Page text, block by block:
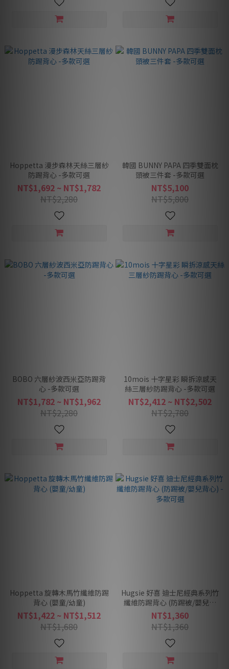
Hoppetta 漫步森林天絲三層紗
防踢背心 -多款可選
NT$1,692 ~ NT$1,782
NT$2,280
韓國 BUNNY PAPA 四季雙面枕
頭被三件套 -多款可選
NT$5,100
NT$5,800
BOBO 六層紗波西米亞防踢背
心 -多款可選
NT$1,782 ~ NT$1,962
NT$2,280
10mois 十字星彩 瞬拆涼感天
絲三層紗防踢背心 -多款可選
NT$2,412 ~ NT$2,502
NT$2,780
Hoppetta 旋轉木馬竹纖維防踢
背心 (嬰童/幼童)
NT$1,422 ~ NT$1,512
NT$1,680
Hugsie 好喜 迪士尼經典系列竹
纖維防踢背心 (防踢被/嬰兒背
心) -多款可選
NT$1,360
NT$1,360